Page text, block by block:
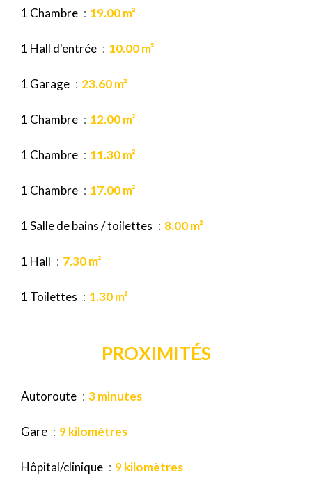
1 Chambre 19.00 m²
1 Hall d'entrée 10.00 m²
1 Garage 23.60 m²
1 Chambre 12.00 m²
1 Chambre 11.30 m²
1 Chambre 17.00 m²
1 Salle de bains / toilettes 8.00 m²
1 Hall 7.30 m²
1 Toilettes 1.30 m²
PROXIMITÉS
Autoroute 3 minutes
Gare 9 kilomètres
Hôpital/clinique 9 kilomètres